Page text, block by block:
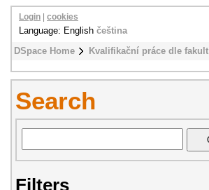
DSpace Home Kvalifikační práce dle fakult
Login cookies
Language: English čeština
Search
Filters